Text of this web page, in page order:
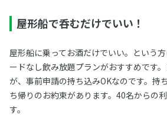
屋形船で呑むだけでいい！
屋形船に乗ってお酒だけでいい。という
ードなし飲み放題プランがおすすめです
が、事前申請の持ち込みOKなのです。持
ち帰りのお約束があります。40名からの
す。